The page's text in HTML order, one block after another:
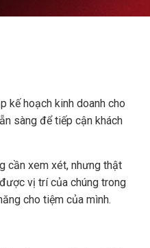
kế hoạch kinh doanh cho
sàng để tiếp cận khách
cần xem xét, nhưng thật
vị trí của chúng trong
cho tiệm của mình.